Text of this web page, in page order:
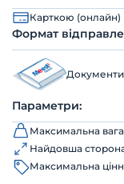
Карткою (онлайн)
Формат
Документи
Параметри:
Максимальна
Найдовша
Максимальна